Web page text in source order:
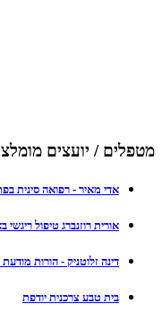
מטפלים / יועצים
אדי מאיר - רפואה סינית
אורית רוזנברג טיפול ריגשי
דינה זלוטניק - הורות
בית טבע צרכנית יודפת